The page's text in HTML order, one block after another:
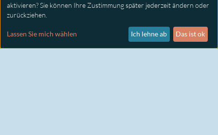
KONTAKT
aktivieren? Sie können Ihre Zustimmung später jederzeit ändern oder
zurückziehen.
Lassen Sie mich wählen Ich lehne ab Das ist ok